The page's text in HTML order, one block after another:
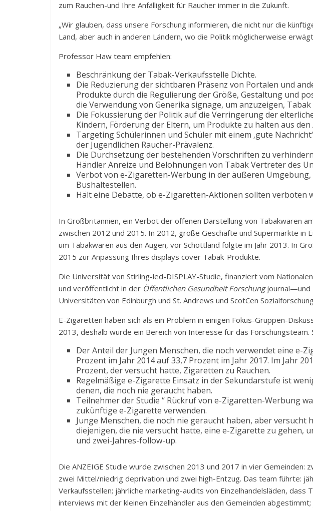
zum Rauchen-und Ihre Anfälligkeit für Raucher immer in die Zukunft.
„Wir glauben, dass unsere Forschung informieren, die nicht nur die
Land, aber auch in anderen Ländern, wo die Politik möglicherweise
Professor Haw team empfehlen:
Beschränkung der Tabak-Verkaufsstelle Dichte.
Die Reduzierung der sichtbaren Präsenz von Portalen und
Produkte durch die Regulierung der Größe, Gestaltung und
die Verwendung von Generika signage, um anzuzeigen,
Die Fokussierung der Politik auf die Verringerung der
Kindern, Förderung der Eltern, um Produkte zu halten aus den
Targeting Schülerinnen und Schüler mit einem ‚gute
der Jugendlichen Raucher-Prävalenz.
Die Durchsetzung der bestehenden Vorschriften zu
Händler Anreize und Belohnungen von Tabak Vertreter des
Verbot von e-Zigaretten-Werbung in der äußeren Umgebung,
Bushaltestellen.
Hält eine Debatte, ob e-Zigaretten-Aktionen sollten verboten
In Großbritannien, ein Verbot der offenen Darstellung von Tabakwaren
zwischen 2012 und 2015. In 2012, große Geschäfte und Supermärkte in
um Tabakwaren aus den Augen, vor Schottland folgte im Jahr 2013. In
2015 zur Anpassung Ihres displays cover Tabak-Produkte.
Die Universität von Stirling-led-DISPLAY-Studie, finanziert vom
und veröffentlicht in der Öffentlichen Gesundheit Forschungjournal—und
Universitäten von Edinburgh und St. Andrews und ScotCen
E-Zigaretten haben sich als ein Problem in einigen Fokus-Gruppen-
2013, deshalb wurde ein Bereich von Interesse für das Forschungsteam.
Der Anteil der Jungen Menschen, die noch verwendet eine e-
Prozent im Jahr 2014 auf 33,7 Prozent im Jahr 2017. Im Jahr
Prozent, der versucht hatte, Zigaretten zu Rauchen.
Regelmäßige e-Zigarette Einsatz in der Sekundarstufe ist
denen, die noch nie geraucht haben.
Teilnehmer der Studie “ Rückruf von e-Zigaretten-Werbung
zukünftige e-Zigarette verwenden.
Junge Menschen, die noch nie geraucht haben, aber versucht
diejenigen, die nie versucht hatte, eine e-Zigarette zu gehen,
und zwei-Jahres-follow-up.
Die ANZEIGE Studie wurde zwischen 2013 und 2017 in vier Gemeinden:
zwei Mittel/niedrig deprivation und zwei high-Entzug. Das team führte:
Verkaufsstellen; jährliche marketing-audits von Einzelhandelsläden,
interviews mit der kleinen Einzelhändler aus den Gemeinden